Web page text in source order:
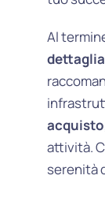
Al
acquisto
attività.
serenità